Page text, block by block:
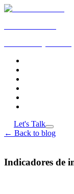
Let's Talk
← Back to blog
Indicadores de